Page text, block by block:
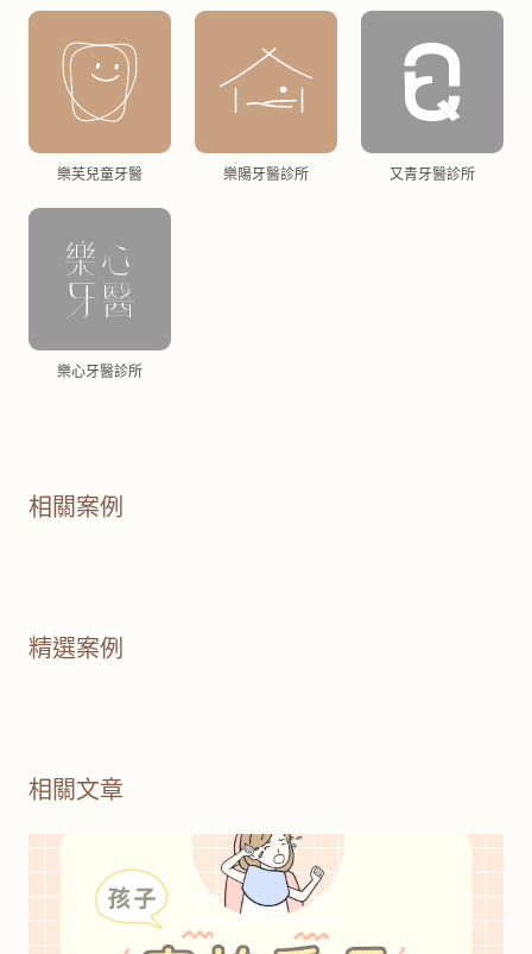
樂芙兒童牙醫 樂陽牙醫診所 又青牙醫診所
樂心牙醫診所
相關案例
精選案例
相關文章